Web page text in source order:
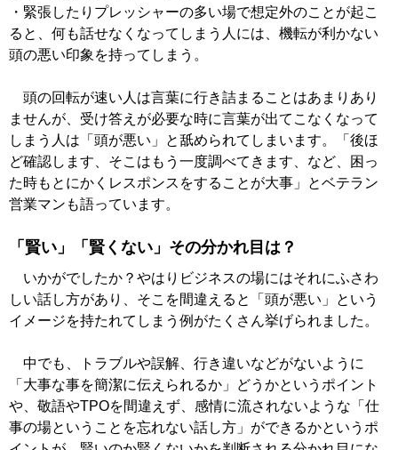
・緊張したりプレッシャーの多い場で想定外のことが起こ
ると、何も話せなくなってしまう人には、機転が利かない
頭の悪い印象を持ってしまう。
頭の回転が速い人は言葉に行き詰まることはあまりあり
ませんが、受け答えが必要な時に言葉が出てこなくなって
しまう人は「頭が悪い」と舐められてしまいます。「後ほ
ど確認します、そこはもう一度調べてきます、など、困っ
た時もとにかくレスポンスをすることが大事」とベテラン
営業マンも語っています。
「賢い」「賢くない」その分かれ目は？
いかがでしたか？やはりビジネスの場にはそれにふさわ
しい話し方があり、そこを間違えると「頭が悪い」という
イメージを持たれてしまう例がたくさん挙げられました。
中でも、トラブルや誤解、行き違いなどがないように
「大事な事を簡潔に伝えられるか」どうかというポイント
や、敬語やTPOを間違えず、感情に流されないような「仕
事の場ということを忘れない話し方」ができるかというポ